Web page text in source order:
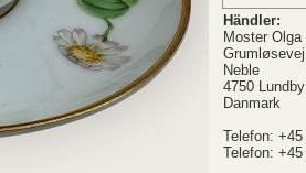
Händler:
Moster
Neble
4750 Lundby
Danmark
Telefon:
Telefon: